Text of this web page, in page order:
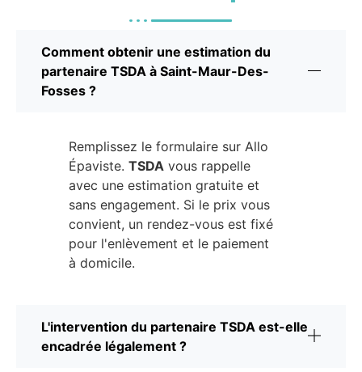
Comment obtenir une estimation du
partenaire TSDA à Saint-Maur-Des-
Fosses ?
Remplissez le formulaire sur Allo
Épaviste. TSDA vous rappelle
avec une estimation gratuite et
sans engagement. Si le prix vous
convient, un rendez-vous est fixé
pour l'enlèvement et le paiement
à domicile.
L'intervention du partenaire TSDA est-elle
encadrée légalement ?